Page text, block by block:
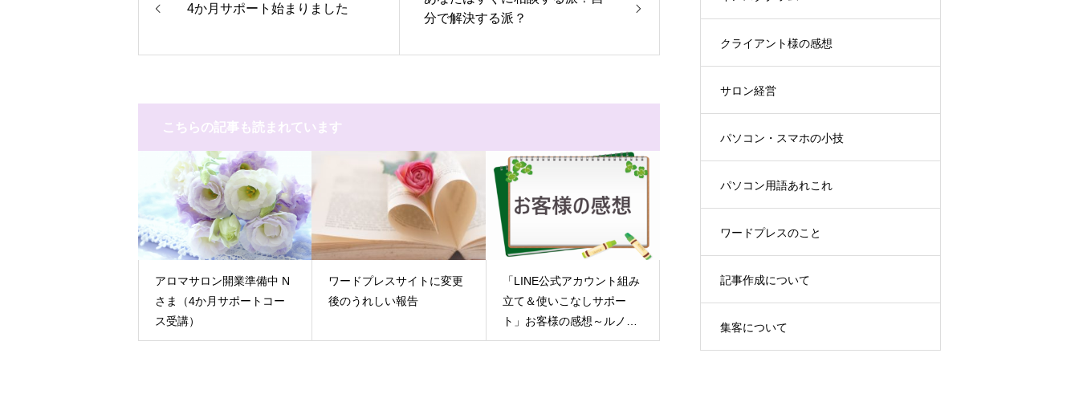
4か月サポート始まりました
分で解決する派？
こちらの記事も読まれています
アロマサロン開業準備中 N
さま（4か月サポートコー
ス受講）
ワードプレスサイトに変更
後のうれしい報告
「LINE公式アカウント組み
立て＆使いこなしサポー
ト」お客様の感想～ルノル
マンカード鑑定士Hさん
クライアント様の感想
サロン経営
パソコン・スマホの小技
パソコン用語あれこれ
ワードプレスのこと
記事作成について
集客について